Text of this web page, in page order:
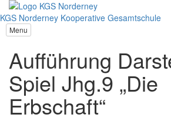
KGS Norderney Kooperative Gesamtschule
Menu
Aufführung
Spiel Jhg.9 „Die
Erbschaft“